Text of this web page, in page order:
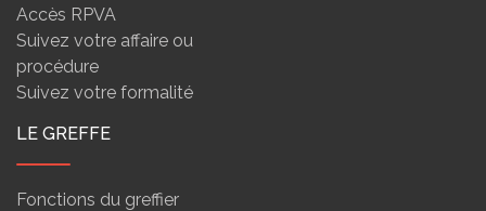
Accès RPVA
Suivez votre affaire ou
procédure
Suivez votre formalité
LE GREFFE
Fonctions du greffier